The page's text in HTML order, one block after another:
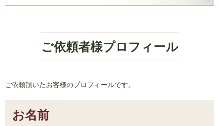
ご依頼者様プロフィール
ご依頼頂いたお客様のプロフィールです。
お名前